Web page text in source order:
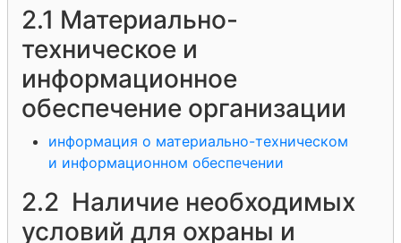
2.1 Материально-
техническое и
информационное
обеспечение организации
информация о материально-техническом
и информационном обеспечении
2.2 Наличие необходимых
условий для охраны и